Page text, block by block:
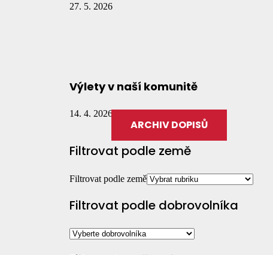
27. 5. 2026
Výlety v naší komunitě
14. 4. 2026
ARCHIV DOPISŮ
Filtrovat podle země
Filtrovat podle země
Filtrovat podle dobrovolníka